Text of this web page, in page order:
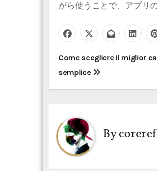
がら使うことで、アプリ
P
o
t
n
a
Come scegliere il miglior
semplice
By